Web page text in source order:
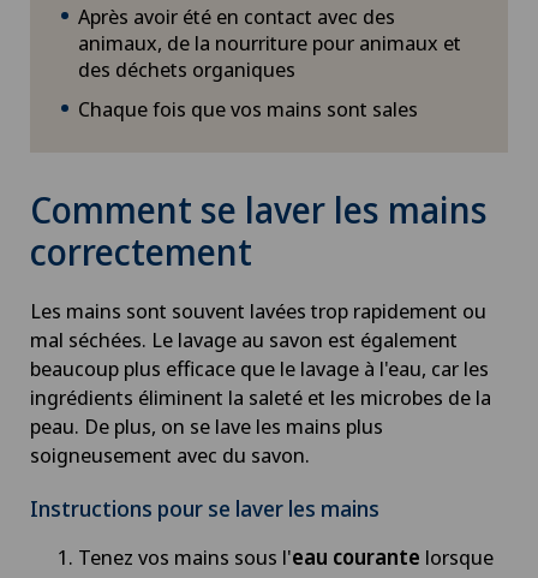
Après avoir été en contact avec des
animaux, de la nourriture pour animaux et
des déchets organiques
Chaque fois que vos mains sont sales
Comment se laver les mains
correctement
Les mains sont souvent lavées trop rapidement ou
mal séchées. Le lavage au savon est également
beaucoup plus efficace que le lavage à l'eau, car les
ingrédients éliminent la saleté et les microbes de la
peau. De plus, on se lave les mains plus
soigneusement avec du savon.
Instructions pour se laver les mains
Tenez vos mains sous l'eau courante lorsque